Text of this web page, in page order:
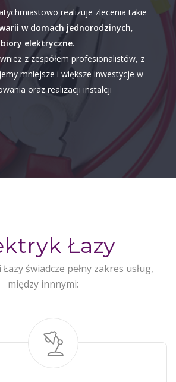
realizuje zlecenia takie
w domach jednorodzinych,
elektryczne.
z zespółem profesionalistów, z
mniejsze i większe inwestycje w
oraz realizacji instalcji
Łazy
świadcze pełny zakres usług,
między innnymi: